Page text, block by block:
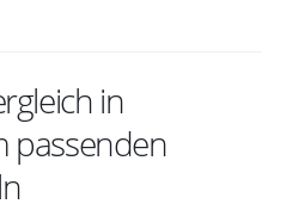
in
passenden